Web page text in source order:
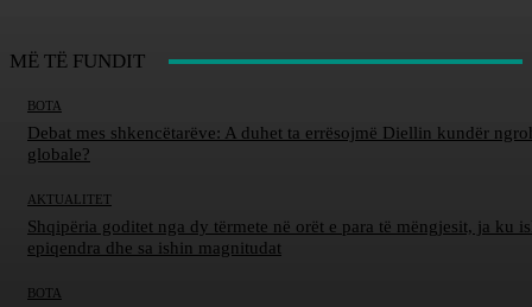
MË TË FUNDIT
BOTA
Debat mes shkencëtarëve: A duhet ta errësojmë Diellin kundër
globale?
AKTUALITET
Shqipëria goditet nga dy tërmete në orët e para të mëngjesit, ja ku
epiqendra dhe sa ishin magnitudat
BOTA